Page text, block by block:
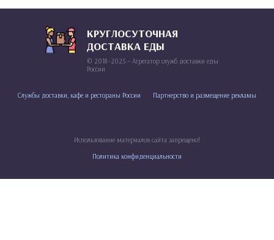
КРУГЛОСУТОЧНАЯ
ДОСТАВКА ЕДЫ
© 2018–2025 – Агрегатор служб доставки еды
России
Службы доставки, кафе и рестораны России Партнерство и размещение рекламы
Использование материалов сайта запрещено!
Политика конфиденциальности